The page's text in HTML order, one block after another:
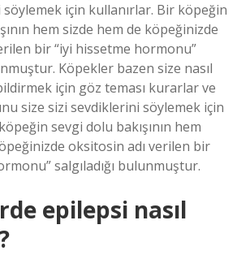
için kullanırlar. Bir köpeğin
hem sizde hem de köpeğinizde
bir “iyi hissetme hormonu”
Köpekler bazen size nasıl
için göz teması kurarlar ve
size sizi sevdiklerini söylemek için
sevgi dolu bakışının hem
oksitosin adı verilen bir
salgıladığı bulunmuştur.
epilepsi nasıl